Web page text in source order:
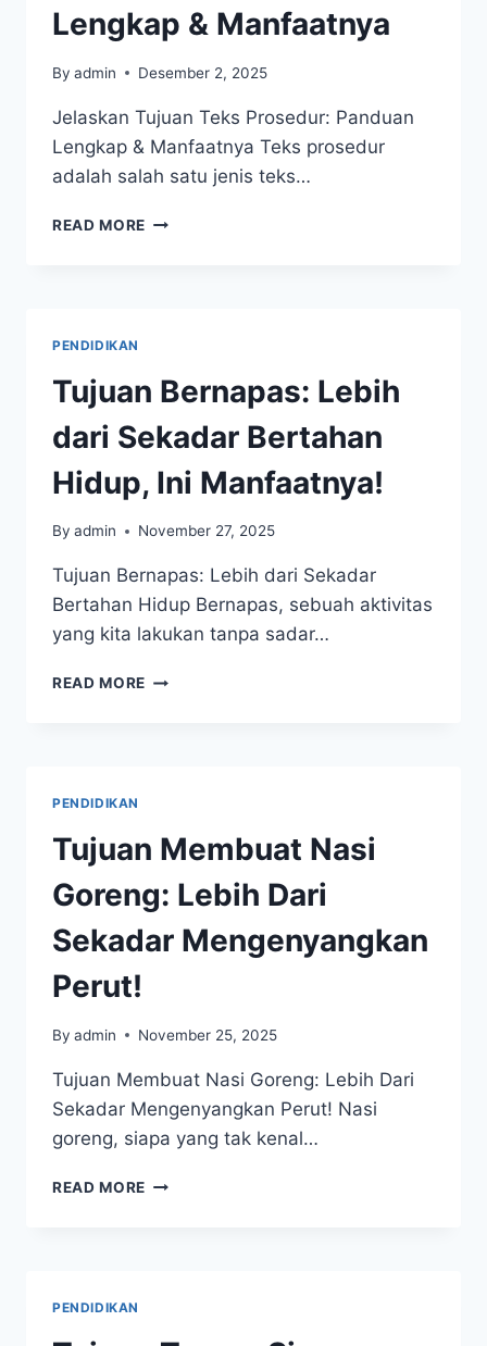
MASA
DEPAN
Lengkap & Manfaatnya
By admin Desember 2, 2025
Jelaskan Tujuan Teks Prosedur: Panduan
Lengkap & Manfaatnya Teks prosedur
adalah salah satu jenis teks…
READ MORE JELASKAN
MANFAATNYA
PENDIDIKAN
Tujuan Bernapas: Lebih
dari Sekadar Bertahan
Hidup, Ini Manfaatnya!
By admin November 27, 2025
Tujuan Bernapas: Lebih dari Sekadar
Bertahan Hidup Bernapas, sebuah aktivitas
yang kita lakukan tanpa sadar…
READ MORE TUJUAN
INI
MANFAATNYA!
PENDIDIKAN
Tujuan Membuat Nasi
Goreng: Lebih Dari
Sekadar Mengenyangkan
Perut!
By admin November 25, 2025
Tujuan Membuat Nasi Goreng: Lebih Dari
Sekadar Mengenyangkan Perut! Nasi
goreng, siapa yang tak kenal…
READ MORE TUJUAN
MENGENYANGKAN
PENDIDIKAN